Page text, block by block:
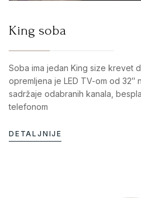
King soba
Soba ima jedan King size krevet
opremljena je LED TV-om od 32″
sadržaje odabranih kanala,
telefonom
DETALJNIJE